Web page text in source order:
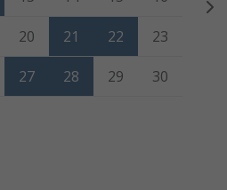
20 21 22 23
27 28 29 30